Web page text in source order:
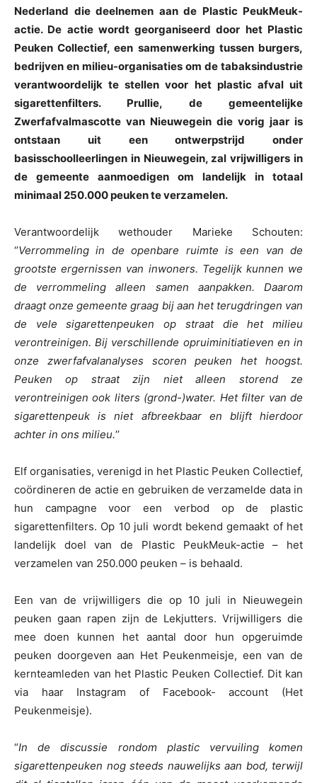
Nederland die deelnemen aan de Plastic PeukMeuk-
actie. De actie wordt georganiseerd door het Plastic
Peuken Collectief, een samenwerking tussen burgers,
bedrijven en milieu-organisaties om de tabaksindustrie
verantwoordelijk te stellen voor het plastic afval uit
sigarettenfilters. Prullie, de gemeentelijke
Zwerfafvalmascotte van Nieuwegein die vorig jaar is
ontstaan uit een ontwerpstrijd onder
basisschoolleerlingen in Nieuwegein, zal vrijwilligers in
de gemeente aanmoedigen om landelijk in totaal
minimaal 250.000 peuken te verzamelen.
Verantwoordelijk wethouder Marieke Schouten:
‘’Verrommeling in de openbare ruimte is een van de
grootste ergernissen van inwoners. Tegelijk kunnen we
de verrommeling alleen samen aanpakken. Daarom
draagt onze gemeente graag bij aan het terugdringen van
de vele sigarettenpeuken op straat die het milieu
verontreinigen. Bij verschillende opruiminitiatieven en in
onze zwerfafvalanalyses scoren peuken het hoogst.
Peuken op straat zijn niet alleen storend ze
verontreinigen ook liters (grond-)water. Het filter van de
sigarettenpeuk is niet afbreekbaar en blijft hierdoor
achter in ons milieu.’’
Elf organisaties, verenigd in het Plastic Peuken Collectief,
coördineren de actie en gebruiken de verzamelde data in
hun campagne voor een verbod op de plastic
sigarettenfilters. Op 10 juli wordt bekend gemaakt of het
landelijk doel van de Plastic PeukMeuk-actie – het
verzamelen van 250.000 peuken – is behaald.
Een van de vrijwilligers die op 10 juli in Nieuwegein
peuken gaan rapen zijn de Lekjutters. Vrijwilligers die
mee doen kunnen het aantal door hun opgeruimde
peuken doorgeven aan Het Peukenmeisje, een van de
kernteamleden van het Plastic Peuken Collectief. Dit kan
via haar Instagram of Facebook- account (Het
Peukenmeisje).
“In de discussie rondom plastic vervuiling komen
sigarettenpeuken nog steeds nauwelijks aan bod, terwijl